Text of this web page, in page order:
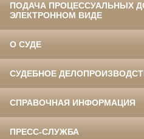
ПОДАЧА ПРОЦЕССУАЛЬНЫХ
ЭЛЕКТРОННОМ ВИДЕ
О СУДЕ
СУДЕБНОЕ
СПРАВОЧНАЯ ИНФОРМАЦИЯ
ПРЕСС-СЛУЖБА